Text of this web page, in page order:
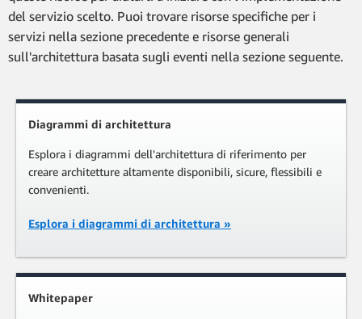
del servizio scelto. Puoi trovare risorse specifiche per i
servizi nella sezione precedente e risorse generali
sull'architettura basata sugli eventi nella sezione seguente.
Diagrammi di architettura
Esplora i diagrammi dell'architettura di riferimento per
creare architetture altamente disponibili, sicure, flessibili e
convenienti.
Esplora i diagrammi di architettura »
Whitepaper